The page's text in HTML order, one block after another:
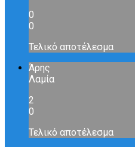
0
0
Τελικό αποτέλεσμα
Άρης
Λαμία
2
0
Τελικό αποτέλεσμα